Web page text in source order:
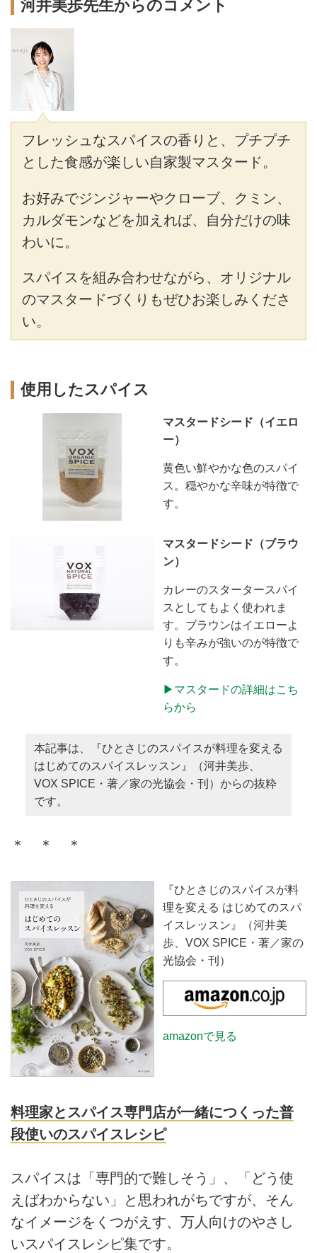
河井美歩先生からのコメント
フレッシュなスパイスの香りと、プチプチ
とした食感が楽しい自家製マスタード。
お好みでジンジャーやクローブ、クミン、
カルダモンなどを加えれば、自分だけの味
わいに。
スパイスを組み合わせながら、オリジナル
のマスタードづくりもぜひお楽しみくださ
い。
使用したスパイス
マスタードシード（イエロ
ー）
黄色い鮮やかな色のスパイ
ス。穏やかな辛味が特徴で
す。
マスタードシード（ブラウ
ン）
カレーのスタータースパイ
スとしてもよく使われま
す。ブラウンはイエローよ
りも辛みが強いのが特徴で
す。
▶︎マスタードの詳細はこち
らから
本記事は、『ひとさじのスパイスが料理を変える
はじめてのスパイスレッスン』（河井美歩、
VOX SPICE・著／家の光協会・刊）からの抜粋
です。
＊ ＊ ＊
『ひとさじのスパイスが料
理を変える はじめてのスパ
イスレッスン』（河井美
歩、VOX SPICE・著／家の
光協会・刊）
amazonで見る
料理家とスパイス専門店が一緒につくった普
段使いのスパイスレシピ
スパイスは「専門的で難しそう」、「どう使
えばわからない」と思われがちですが、そん
なイメージをくつがえす、万人向けのやさし
いスパイスレシピ集です。